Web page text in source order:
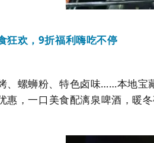
狂欢， 9折福利嗨吃不停
、螺蛳粉、特色卤味……本地宝
惠，一口美食配漓泉啤酒，暖